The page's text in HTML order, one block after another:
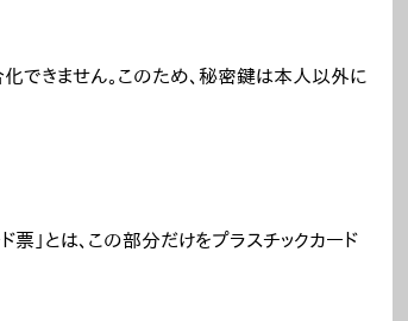
できません。このため、秘密鍵は本人以外に
票」とは、この部分だけをプラスチックカード